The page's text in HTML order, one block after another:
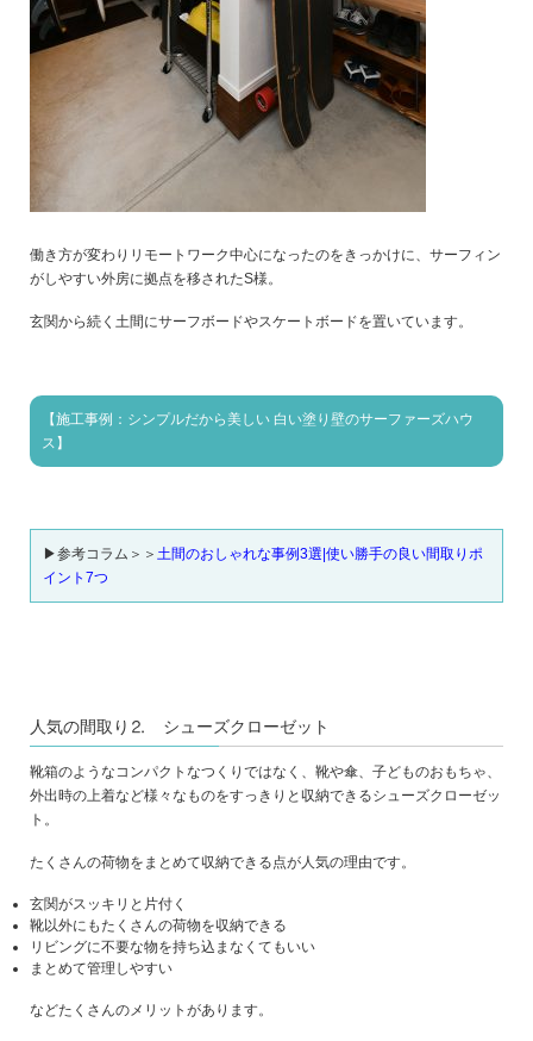
働き方が変わりリモートワーク中心になったのをきっかけに、サーフィン
がしやすい外房に拠点を移されたS様。
玄関から続く土間にサーフボードやスケートボードを置いています。
【施工事例：シンプルだから美しい 白い塗り壁のサーファーズハウ
ス】
▶参考コラム＞＞ 土間のおしゃれな事例3選|使い勝手の良い間取りポ
イント7つ
人気の間取り⒉ シューズクローゼット
靴箱のようなコンパクトなつくりではなく、靴や傘、子どものおもちゃ、
外出時の上着など様々なものをすっきりと収納できるシューズクローゼッ
ト。
たくさんの荷物をまとめて収納できる点が人気の理由です。
玄関がスッキリと片付く
靴以外にもたくさんの荷物を収納できる
リビングに不要な物を持ち込まなくてもいい
まとめて管理しやすい
などたくさんのメリットがあります。